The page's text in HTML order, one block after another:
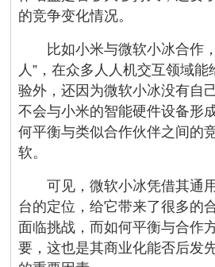
的竞争变化情况。
比如小米与微软小冰合作，
人”，在众多人人机交互领域
验外，还因为微软小冰没有自
不会与小米的智能硬件设备形
何平衡与类似合作伙伴之间的
软。
可见，微软小冰凭借其通
台的定位，给它带来了很多的
面临挑战，而如何平衡与合作
要，这也是其商业化能否后发